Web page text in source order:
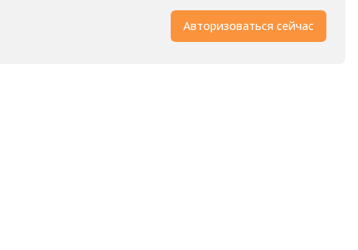
Авторизоваться сейчас